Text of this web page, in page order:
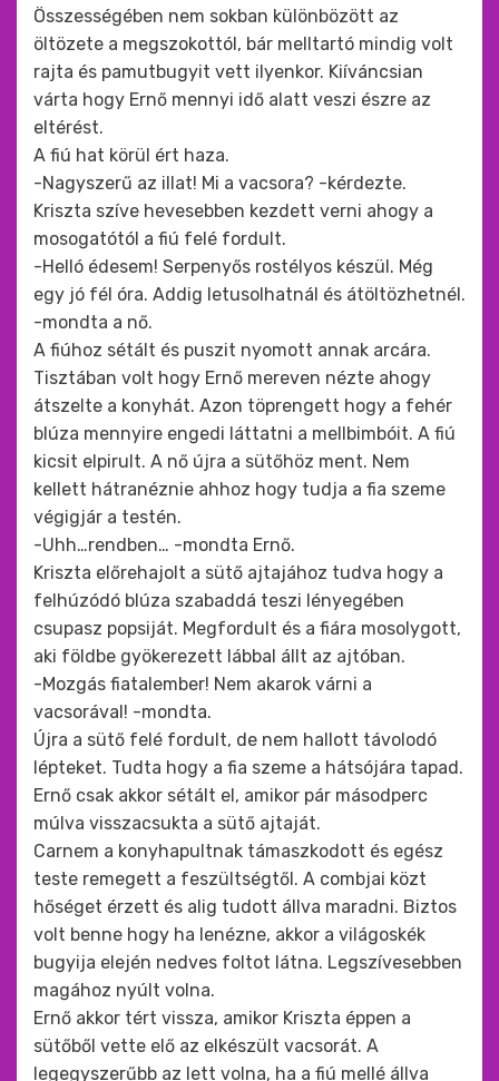
Összességében nem sokban különbözött az
öltözete a megszokottól, bár melltartó mindig volt
rajta és pamutbugyit vett ilyenkor. Kiíváncsian
várta hogy Ernő mennyi idő alatt veszi észre az
eltérést.
A fiú hat körül ért haza.
-Nagyszerű az illat! Mi a vacsora? -kérdezte.
Kriszta szíve hevesebben kezdett verni ahogy a
mosogatótól a fiú felé fordult.
-Helló édesem! Serpenyős rostélyos készül. Még
egy jó fél óra. Addig letusolhatnál és átöltözhetnél.
-mondta a nő.
A fiúhoz sétált és puszit nyomott annak arcára.
Tisztában volt hogy Ernő mereven nézte ahogy
átszelte a konyhát. Azon töprengett hogy a fehér
blúza mennyire engedi láttatni a mellbimbóit. A fiú
kicsit elpirult. A nő újra a sütőhöz ment. Nem
kellett hátranéznie ahhoz hogy tudja a fia szeme
végigjár a testén.
-Uhh…rendben… -mondta Ernő.
Kriszta előrehajolt a sütő ajtajához tudva hogy a
felhúzódó blúza szabaddá teszi lényegében
csupasz popsiját. Megfordult és a fiára mosolygott,
aki földbe gyökerezett lábbal állt az ajtóban.
-Mozgás fiatalember! Nem akarok várni a
vacsorával! -mondta.
Újra a sütő felé fordult, de nem hallott távolodó
lépteket. Tudta hogy a fia szeme a hátsójára tapad.
Ernő csak akkor sétált el, amikor pár másodperc
múlva visszacsukta a sütő ajtaját.
Carnem a konyhapultnak támaszkodott és egész
teste remegett a feszültségtől. A combjai közt
hőséget érzett és alig tudott állva maradni. Biztos
volt benne hogy ha lenézne, akkor a világoskék
bugyija elején nedves foltot látna. Legszívesebben
magához nyúlt volna.
Ernő akkor tért vissza, amikor Kriszta éppen a
sütőből vette elő az elkészült vacsorát. A
legegyszerűbb az lett volna, ha a fiú mellé állva